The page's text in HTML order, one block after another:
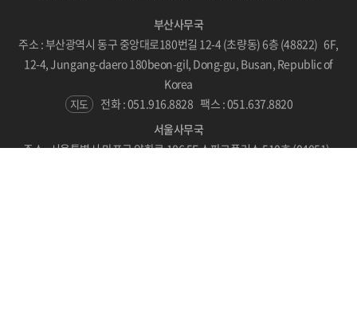
부산사무국
주소 : 부산광역시 동구 중앙대로180번길 12-4 (초량동) 6층 (48822) 6F,
12-4, Jungang-daero 180beon-gil, Dong-gu, Busan, Republic of
Korea
지도 전화 : 051.916.8828 팩스 : 051.637.8820
서울사무국
주소 : 서울특별시 마포구 양화로 186 5F 스파크플러스 510호 (04051)